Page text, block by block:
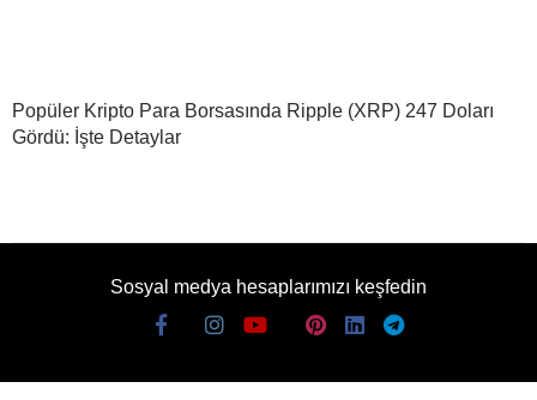
Popüler Kripto Para Borsasında Ripple (XRP) 247 Doları
Gördü: İşte Detaylar
Sosyal medya hesaplarımızı keşfedin